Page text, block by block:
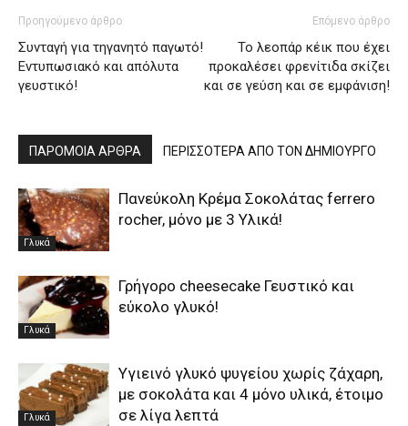
Προηγούμενο άρθρο
Συνταγή για τηγανητό παγωτό!
Εντυπωσιακό και απόλυτα
γευστικό!
Επόμενο άρθρο
Το λεοπάρ κέικ που έχει
προκαλέσει φρενίτιδα σκίζει
και σε γεύση και σε εμφάνιση!
ΠΑΡΟΜΟΙΑ ΑΡΘΡΑ ΠΕΡΙΣΣΟΤΕΡΑ ΑΠΟ ΤΟΝ ΔΗΜΙΟΥΡΓΟ
Γλυκά
Πανεύκολη Κρέμα Σοκολάτας ferrero
rocher, μόνο με 3 Υλικά!
Γλυκά
Γρήγορο cheesecake Γευστικό και
εύκολο γλυκό!
Γλυκά
Υγιεινό γλυκό ψυγείου χωρίς ζάχαρη,
με σοκολάτα και 4 μόνο υλικά, έτοιμο
σε λίγα λεπτά